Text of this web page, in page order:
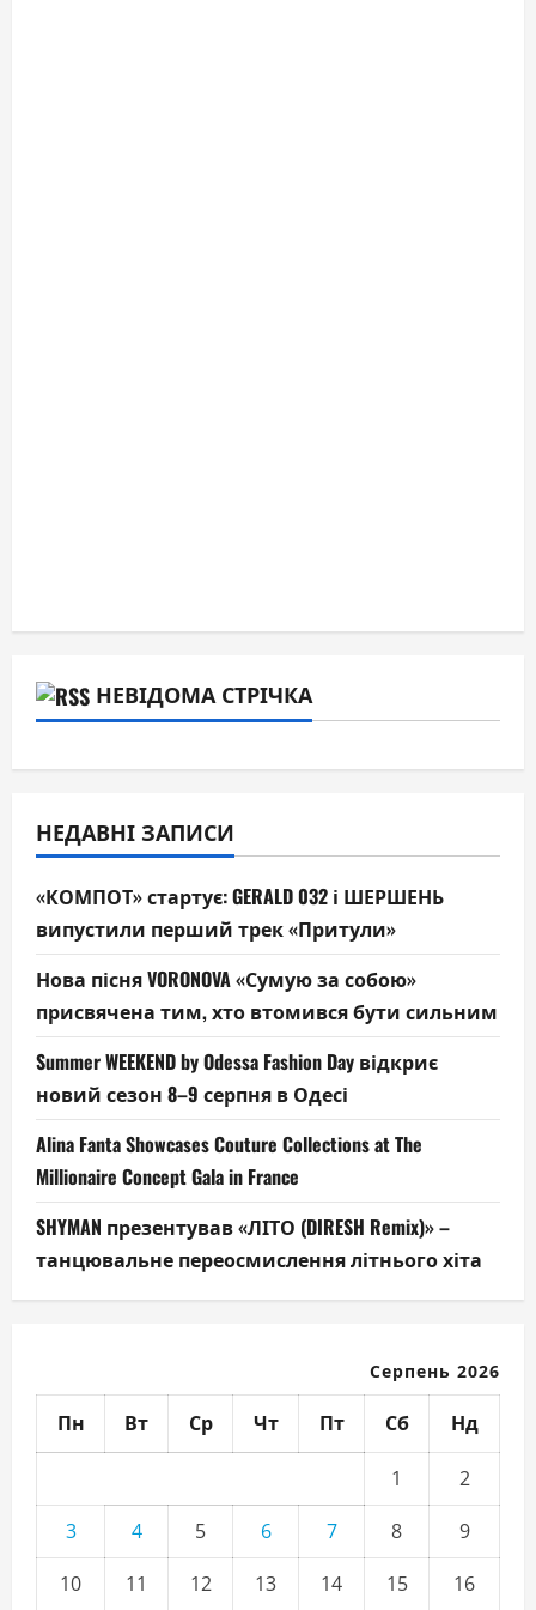
НЕВІДОМА СТРІЧКА
НЕДАВНІ ЗАПИСИ
«КОМПОТ» стартує: GERALD 032 і ШЕРШЕНЬ
випустили перший трек «Притули»
Нова пісня VORONOVA «Сумую за собою»
присвячена тим, хто втомився бути сильним
Summer WEEKEND by Odessa Fashion Day відкриє
новий сезон 8–9 серпня в Одесі
Alina Fanta Showcases Couture Collections at The
Millionaire Concept Gala in France
SHYMAN презентував «ЛІТО (DIRESH Remix)» –
танцювальне переосмислення літнього хіта
Серпень 2026
Пн Вт Ср Чт Пт Сб Нд
1
2
3
4 5 6 7 8
9
10
11 12 13 14 15 16